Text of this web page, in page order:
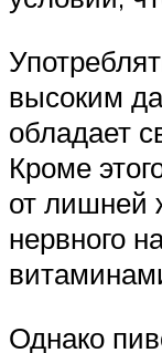
высоким
обладает
Кроме
от лишней
нервного
Однако